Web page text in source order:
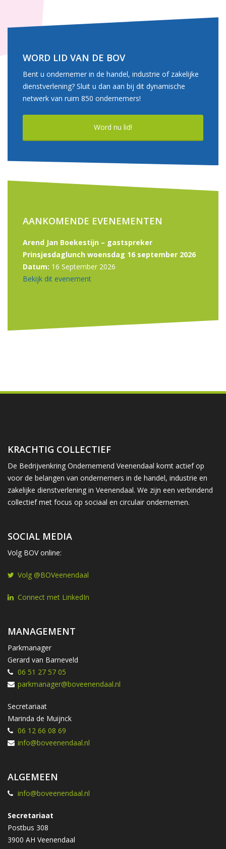
WORD LID VAN DE BOV
Bent u ondernemer in de handel, industrie of zakelijke
dienstverlening? Sluit u dan aan bij dit dynamische
netwerk van ruim 850 ondernemers!
Word nu lid!
AANKOMENDE EVENEMENTEN
Arend Jan Boekestijn – gastspreker
Prinsjesdaglunch woensdag 16 september 2026
Datum: 16 September 2026
Bekijk dit evenement
KRACHTIG COLLECTIEF
De Bedrijvenkring Ondernemend Veenendaal komt actief op
voor de belangen van ondernemers in de handel, industrie en
zakelijke dienstverlening in Veenendaal. We zijn een verbindend
collectief met focus op sociaal en circulair ondernemen.
SOCIAL MEDIA
Volg BOV online:
Volg @BOVeenendaal
Connect met LinkedIn
MANAGEMENT
Parkmanager
Gerard van Barneveld
06 51 27 57 05
parkmanager@boveenendaal.nl
Secretariaat
Marinda de Muijnck
06 12 66 08 69
info@boveenendaal.nl
ALGEMEEN
info@boveenendaal.nl
Secretariaat
Postbus 308
3900 AH Veenendaal